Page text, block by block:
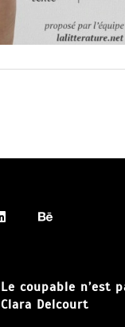
Le coupable n’est
Clara Delcourt